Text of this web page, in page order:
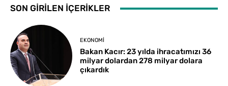
SON GİRİLEN İÇERİKLER
EKONOMI
Bakan Kacır: 23 yılda ihracatımızı 36
milyar dolardan 278 milyar dolara
çıkardık